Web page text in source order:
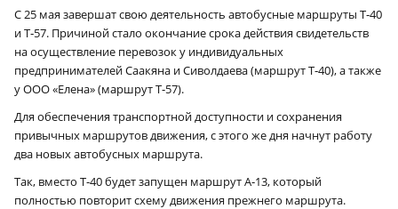
С 25 мая завершат свою деятельность автобусные маршруты Т‑40
и Т‑57. Причиной стало окончание срока действия свидетельств
на осуществление перевозок у индивидуальных
предпринимателей Саакяна и Сиволдаева (маршрут Т‑40), а также
у ООО «Елена» (маршрут Т‑57).
Для обеспечения транспортной доступности и сохранения
привычных маршрутов движения, с этого же дня начнут работу
два новых автобусных маршрута.
Так, вместо Т‑40 будет запущен маршрут А‑13, который
полностью повторит схему движения прежнего маршрута.